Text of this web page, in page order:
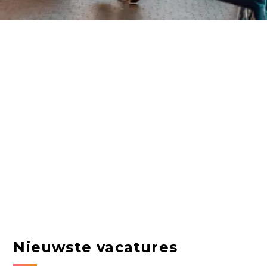
Nieuwste vacatures